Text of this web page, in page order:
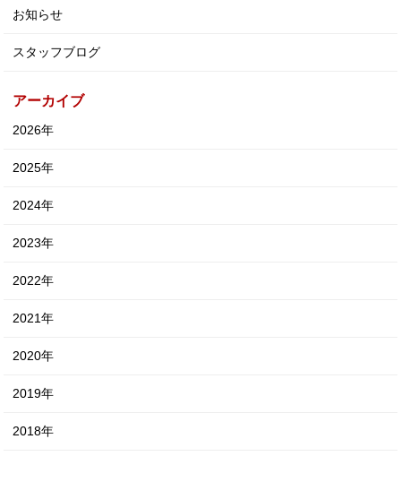
お知らせ
スタッフブログ
アーカイブ
2026年
2025年
2024年
2023年
2022年
2021年
2020年
2019年
2018年